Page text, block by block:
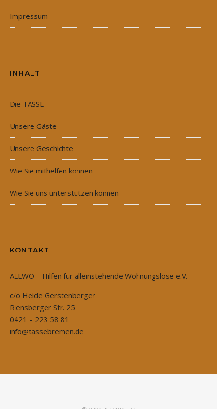
Impressum
INHALT
Die TASSE
Unsere Gäste
Unsere Geschichte
Wie Sie mithelfen können
Wie Sie uns unterstützen können
KONTAKT
ALLWO – Hilfen für alleinstehende Wohnungslose e.V.
c/o Heide Gerstenberger
Riensberger Str. 25
0421 – 223 58 81
info@tassebremen.de